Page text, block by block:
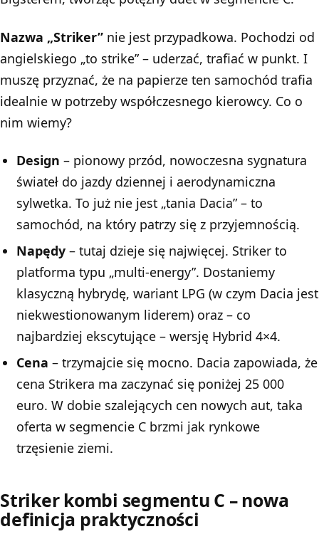
Nazwa „Striker” nie jest przypadkowa. Pochodzi od
angielskiego „to strike” – uderzać, trafiać w punkt. I
muszę przyznać, że na papierze ten samochód trafia
idealnie w potrzeby współczesnego kierowcy. Co o
nim wiemy?
Design – pionowy przód, nowoczesna sygnatura
świateł do jazdy dziennej i aerodynamiczna
sylwetka. To już nie jest „tania Dacia” – to
samochód, na który patrzy się z przyjemnością.
Napędy – tutaj dzieje się najwięcej. Striker to
platforma typu „multi-energy”. Dostaniemy
klasyczną hybrydę, wariant LPG (w czym Dacia jest
niekwestionowanym liderem) oraz – co
najbardziej ekscytujące – wersję Hybrid 4×4.
Cena – trzymajcie się mocno. Dacia zapowiada, że
cena Strikera ma zaczynać się poniżej 25 000
euro. W dobie szalejących cen nowych aut, taka
oferta w segmencie C brzmi jak rynkowe
trzęsienie ziemi.
Striker kombi segmentu C – nowa
definicja praktyczności